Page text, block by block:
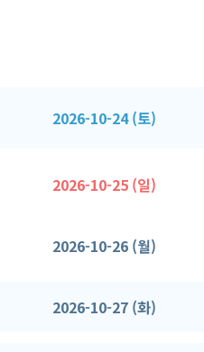
2026-10-24 (토)
2026-10-25 (일)
2026-10-26 (월)
2026-10-27 (화)